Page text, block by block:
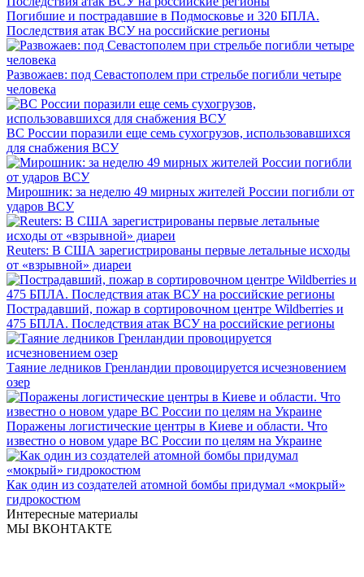
Погибшие и пострадавшие в Подмосковье и 320 БПЛА.
Последствия атак ВСУ на российские регионы
Развожаев: под Севастополем при стрельбе погибли четыре
человека
ВС России поразили еще семь сухогрузов, использовавшихся
для снабжения ВСУ
Мирошник: за неделю 49 мирных жителей России погибли от
ударов ВСУ
Reuters: В США зарегистрированы первые летальные исходы
от «взрывной» диареи
Пострадавший, пожар в сортировочном центре Wildberries и
475 БПЛА. Последствия атак ВСУ на российские регионы
Таяние ледников Гренландии провоцируется исчезновением
озер
Поражены логистические центры в Киеве и области. Что
известно о новом ударе ВС России по целям на Украине
Как один из создателей атомной бомбы придумал «мокрый»
гидрокостюм
Интересные материалы
МЫ ВКОНТАКТЕ